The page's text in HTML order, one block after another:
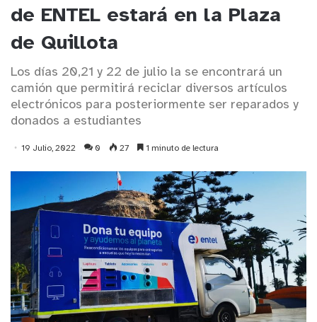
de ENTEL estará en la Plaza
de Quillota
Los días 20,21 y 22 de julio la se encontrará un
camión que permitirá reciclar diversos artículos
electrónicos para posteriormente ser reparados y
donados a estudiantes
19 Julio, 2022 0 27 1 minuto de lectura